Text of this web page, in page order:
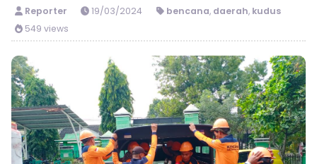
Reporter 19/03/2024 bencana, daerah, kudus
549 views